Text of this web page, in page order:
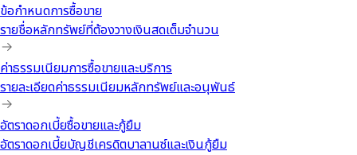
ข้อกำหนดการซื้อขาย
รายชื่อหลักทรัพย์ที่ต้องวางเงินสดเต็มจำนวน
ค่าธรรมเนียมการซื้อขายและบริการ
รายละเอียดค่าธรรมเนียมหลักทรัพย์และอนุพันธ์
อัตราดอกเบี้ยซื้อขายและกู้ยืม
อัตราดอกเบี้ยบัญชีเครดิตบาลานซ์และเงินกู้ยืม